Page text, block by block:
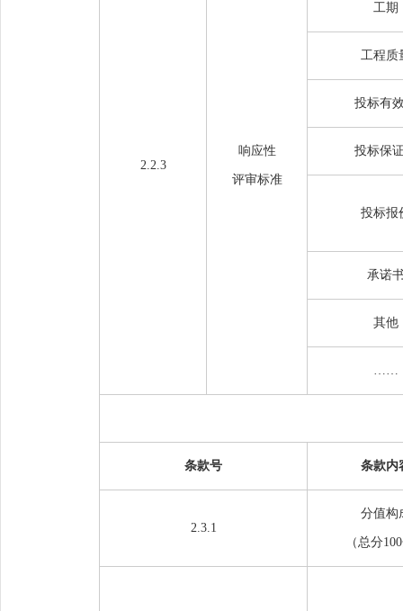
2.2.3
响应性
评审标准
工期
工程质
投标有
投标保
投标报
承诺
其他
……
条款号 条款内
2.3.1
分值构
（总分